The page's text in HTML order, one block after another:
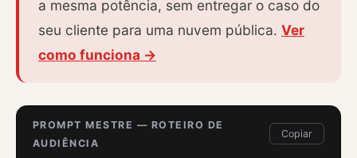
a mesma potência, sem entregar o caso do
seu cliente para uma nuvem pública. Ver
como funciona →
PROMPT MESTRE — ROTEIRO DE
AUDIÊNCIA
Copiar